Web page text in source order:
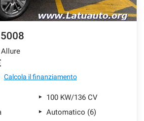
5008
Allure
Calcola il finanziamento
100 KW/136 CV
Automatico (6)